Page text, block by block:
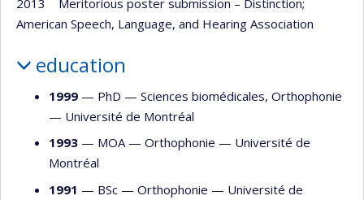
2013 Meritorious poster submission – Distinction;
American Speech, Language, and Hearing Association
education
1999 — PhD — Sciences biomédicales, Orthophonie
— Université de Montréal
1993 — MOA — Orthophonie — Université de
Montréal
1991 — BSc — Orthophonie — Université de